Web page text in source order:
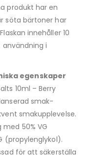
produkt har en
söta bärtoner har
innehåller 10
i
egenskaper
10ml – Berry
smak­
smakupplevelse.
50% VG
(propylenglykol).
för att säkerställa